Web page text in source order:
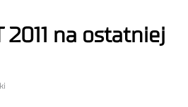
2011 na ostatniej